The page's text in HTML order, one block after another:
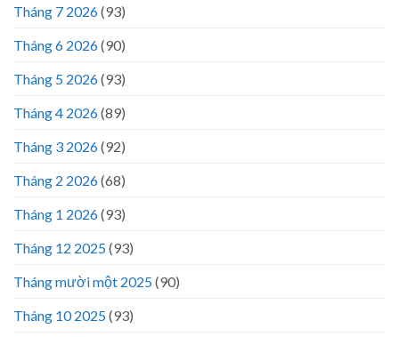
Tháng 7 2026(93)
Tháng 6 2026(90)
Tháng 5 2026(93)
Tháng 4 2026(89)
Tháng 3 2026(92)
Tháng 2 2026(68)
Tháng 1 2026(93)
Tháng 12 2025(93)
Tháng mười một 2025(90)
Tháng 10 2025(93)